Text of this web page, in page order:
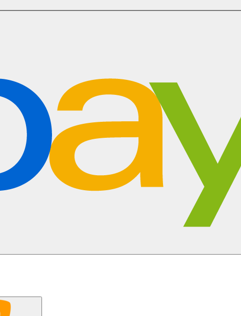
wydajności gier, obsługując fizykę gry, sztuczną inteligencję
na PC.​​​​‌